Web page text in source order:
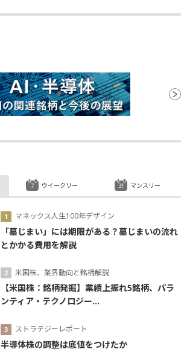
マネックス人生100年デザイン
「墓じまい」には期限がある？墓じまいの流れ
とかかる費用を解説
米国株、業界動向と銘柄解説
【米国株：銘柄発掘】業績上振れ5銘柄、パラ
ンティア・テクノロジー...
ストラテジーレポート
半導体株の調整は底値をつけたか
ウイークリー マンスリー